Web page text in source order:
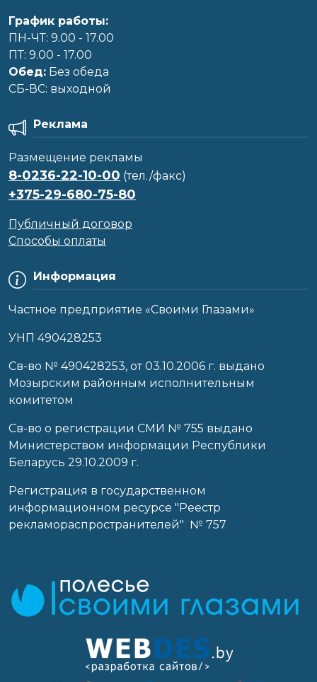
График работы:
ПН-ЧТ: 9.00 - 17.00
ПТ: 9.00 - 17.00
Обед: Без обеда
CБ-ВС: выходной
Информация
Частное предприятие «Своими Глазами»
УНП 490428253
Cв-во № 490428253, от 03.10.2006 г. выдано
Мозырским районным исполнительным
комитетом
Св-во о регистрации СМИ № 755 выдано
Министерством информации Республики
Беларусь 29.10.2009 г.
Регистрация в государственном
информационном ресурсе "Реестр
рекламораспространителей" № 757
Реклама
Размещение рекламы
8-0236-22-10-00 (тел./факс)
+375-29-680-75-80
Публичный договор
Способы оплаты